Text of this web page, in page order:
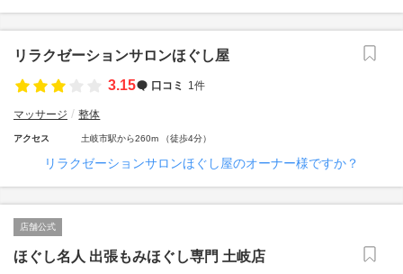
リラクゼーションサロンほぐし屋
3.15
口コミ 1件
マッサージ 整体
アクセス 土岐市駅から260m （徒歩4分）
リラクゼーションサロンほぐし屋のオーナー様ですか？
店舗公式
ほぐし名人 出張もみほぐし専門 土岐店